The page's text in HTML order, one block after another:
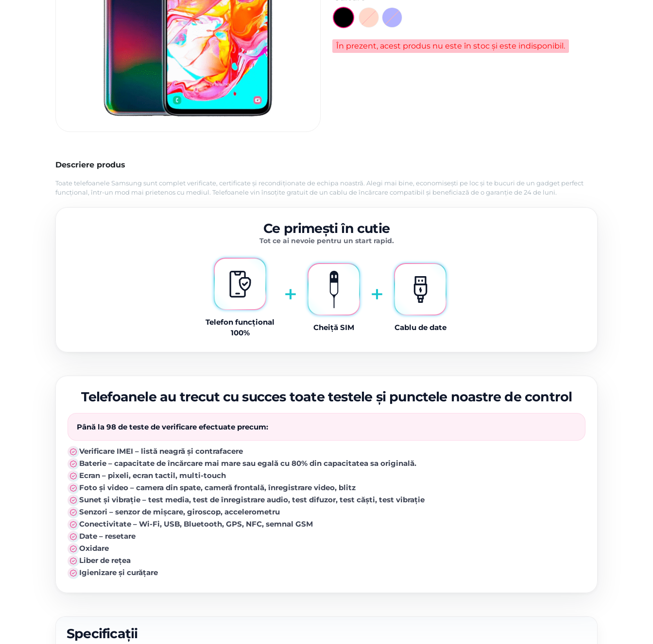
În prezent, acest produs nu este în stoc și este indisponibil.
Descriere produs
Toate telefoanele Samsung sunt complet verificate, certificate și recondiționate de echipa noastră. Alegi mai bine, economisești pe loc și te bucuri de un gadget perfect
funcțional, într-un mod mai prietenos cu mediul. Telefoanele vin însoțite gratuit de un cablu de încărcare compatibil și beneficiază de o garanție de 24 de luni.
Ce primești în cutie
Tot ce ai nevoie pentru un start rapid.
Telefon funcțional
100%
+
Cheiță SIM
+
Cablu de date
Telefoanele au trecut cu succes toate testele și punctele noastre de control
Până la 98 de teste de verificare efectuate precum:
Verificare IMEI – listă neagră și contrafacere
Baterie – capacitate de încărcare mai mare sau egală cu 80% din capacitatea sa originală.
Ecran – pixeli, ecran tactil, multi-touch
Foto și video – camera din spate, cameră frontală, înregistrare video, blitz
Sunet și vibrație – test media, test de înregistrare audio, test difuzor, test căști, test vibrație
Senzori – senzor de mișcare, giroscop, accelerometru
Conectivitate – Wi-Fi, USB, Bluetooth, GPS, NFC, semnal GSM
Date – resetare
Oxidare
Liber de rețea
Igienizare și curățare
Specificații